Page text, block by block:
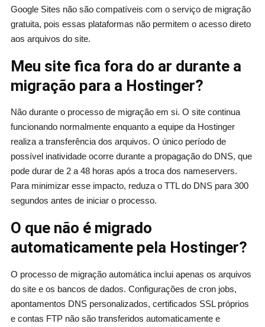
Google Sites não são compatíveis com o serviço de migração
gratuita, pois essas plataformas não permitem o acesso direto
aos arquivos do site.
Meu site fica fora do ar durante a
migração para a Hostinger?
Não durante o processo de migração em si. O site continua
funcionando normalmente enquanto a equipe da Hostinger
realiza a transferência dos arquivos. O único período de
possível inatividade ocorre durante a propagação do DNS, que
pode durar de 2 a 48 horas após a troca dos nameservers.
Para minimizar esse impacto, reduza o TTL do DNS para 300
segundos antes de iniciar o processo.
O que não é migrado
automaticamente pela Hostinger?
O processo de migração automática inclui apenas os arquivos
do site e os bancos de dados. Configurações de cron jobs,
apontamentos DNS personalizados, certificados SSL próprios
e contas FTP não são transferidos automaticamente e